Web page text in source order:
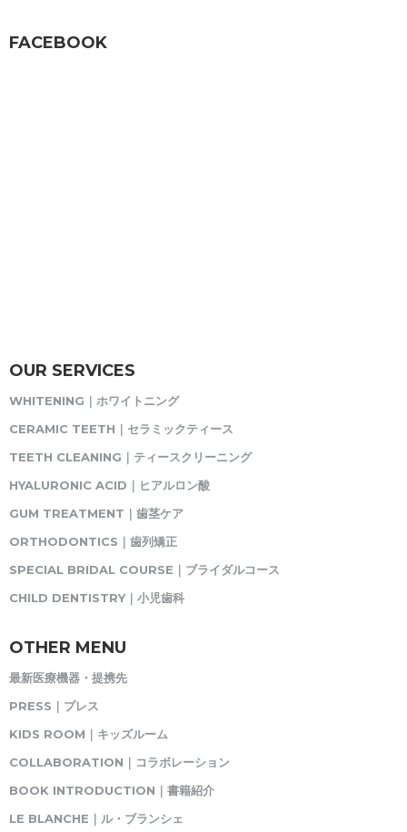
FACEBOOK
OUR SERVICES
WHITENING｜ホワイトニング
CERAMIC TEETH｜セラミックティース
TEETH CLEANING｜ティースクリーニング
HYALURONIC ACID｜ヒアルロン酸
GUM TREATMENT｜歯茎ケア
ORTHODONTICS｜歯列矯正
SPECIAL BRIDAL COURSE｜ブライダルコース
CHILD DENTISTRY｜小児歯科
OTHER MENU
最新医療機器・提携先
PRESS｜プレス
KIDS ROOM｜キッズルーム
COLLABORATION｜コラボレーション
BOOK INTRODUCTION｜書籍紹介
LE BLANCHE｜ル・ブランシェ